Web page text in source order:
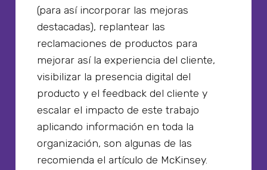
(para así incorporar las mejoras
destacadas), replantear las
reclamaciones de productos para
mejorar así la experiencia del cliente,
visibilizar la presencia digital del
producto y el feedback del cliente y
escalar el impacto de este trabajo
aplicando información en toda la
organización, son algunas de las
recomienda el artículo de McKinsey.